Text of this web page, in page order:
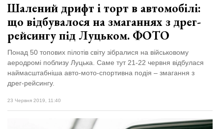
Шалений дрифт і торт в автомобілі:
що відбувалося на змаганнях з дрег-
рейсингу під Луцьком. ФОТО
Понад 50 топових пілотів світу зібралися на військовому
аеродромі поблизу Луцька. Саме тут 21-22 червня відбулася
наймасштабніша авто-мото-спортивна подія – змагання з
дрег-рейсингу.
23 Червня 2019, 11:40